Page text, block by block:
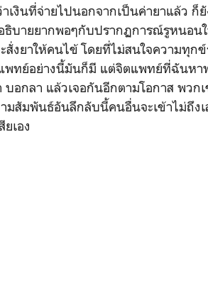
งินที่จ่ายไปนอกจากเป็นค่ายาแล้ว ก็ยั
บายยากพอๆกับปรากฏการณ์รูหนอน
งยาให้คนไข้ โดยที่ไม่สนใจความทุก
พทย์อย่างนี้มันก็มี แต่จิตแพทย์ที่ฉันหา
อกลา แล้วเจอกันอีกตามโอกาส พวก
สัมพันธ์อันลึกลับนี้คนอื่นจะเข้าไม่ถึงเ
เอง